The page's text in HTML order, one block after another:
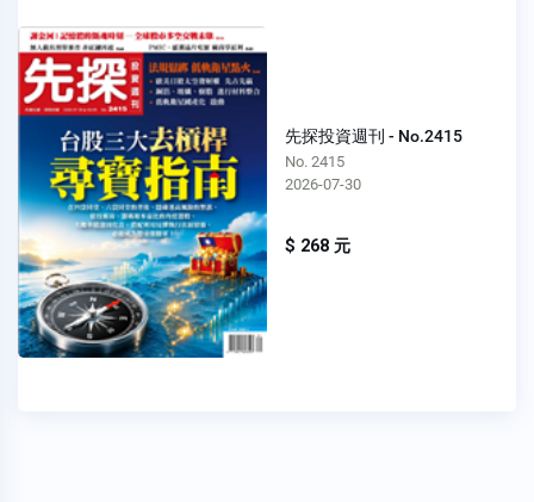
先探投資週刊 - No.2415
No. 2415
2026-07-30
$ 268 元